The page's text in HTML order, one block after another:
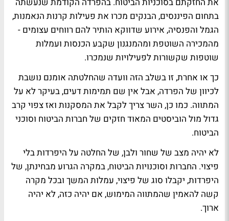
בתחום הפיננסים, הבנקים מכרו את פעילות קרנות הנאמנות,
הגמל והפנסיה, אירוע שדווקא הותיר להם רווחים עצומים -
מהמכירה השוטפת ומהמנגנון שקבע הכנסות ועמלות
שוטפות שקשורות לפעילויות שנמכרו.
כך או אחרת, זו בשלב הזה וועדה שהחלטתה אומנם נושבת
לכיוון של הפרדה, אבל אין שם תמימות דעים, בעיקר לא על
המתווה. כמו כן, השר צריך לקבל את המסקנות ואז צפוי קרב
גדול מול הוביסטים המאוד חזקים של חברות הביטוח וסוכני
הביטוח.
לא יהיה מצב של שחור ולבן, של החלטה על היפרדות בלי
פיצוי. החברות וסוכנויות הביטוח, במקרה הגרוע מבחינתן, של
היפרדות, יקבלו סוג של פיצוי, עמלות המשך ובכל מקרה
קשה להאמין שהמתווה המימוש, אם יהיה כזה, לא יהיה
ארוך.